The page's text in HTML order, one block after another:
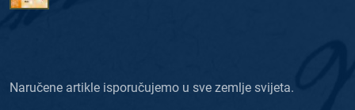
Naručene artikle isporučujemo u sve zemlje svijeta.